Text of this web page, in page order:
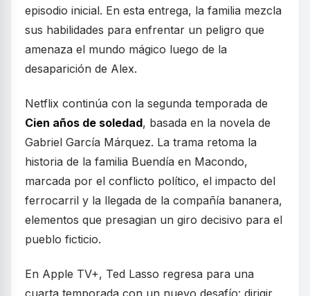
episodio inicial. En esta entrega, la familia mezcla
sus habilidades para enfrentar un peligro que
amenaza el mundo mágico luego de la
desaparición de Alex.
Netflix continúa con la segunda temporada de
Cien años de soledad, basada en la novela de
Gabriel García Márquez. La trama retoma la
historia de la familia Buendía en Macondo,
marcada por el conflicto político, el impacto del
ferrocarril y la llegada de la compañía bananera,
elementos que presagian un giro decisivo para el
pueblo ficticio.
En Apple TV+, Ted Lasso regresa para una
cuarta temporada con un nuevo desafío: dirigir